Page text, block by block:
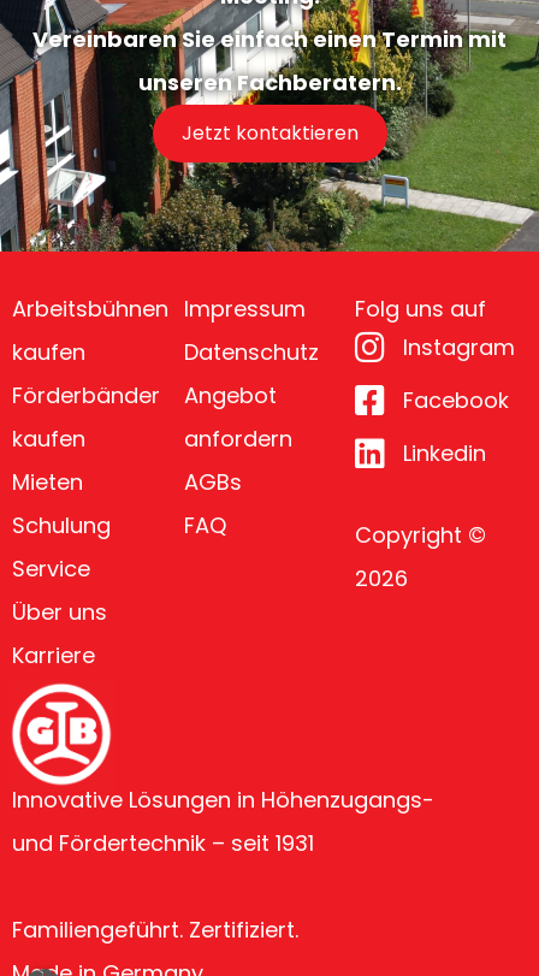
Vereinbaren Sie einfach einen Termin mit
unseren Fachberatern.
Jetzt kontaktieren
Innovative Lösungen in Höhenzugangs-
und Fördertechnik – seit 1931
Familiengeführt. Zertifiziert.
Arbeitsbühnen
kaufen
Förderbänder
kaufen
Mieten
Schulung
Service
Über uns
Karriere
Impressum
Datenschutz
Angebot
anfordern
AGBs
FAQ
Folg uns auf
Instagram
Facebook
Linkedin
Copyright ©
2026